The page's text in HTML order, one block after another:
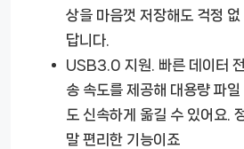
상을 마음껏 저장해도 걱정 없
답니다.
USB3.0 지원.
빠른 데이터 전
송 속도를 제공해 대용량 파일
도 신속하게 옮길 수 있어요.
말 편리한 기능이죠